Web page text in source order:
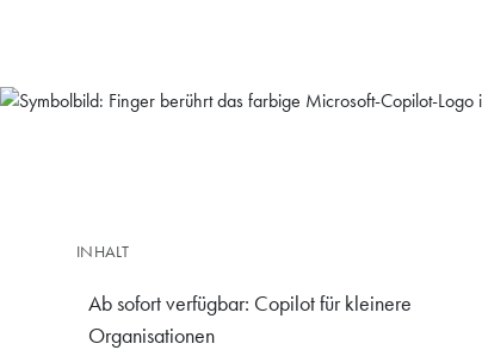
INHALT
Ab sofort verfügbar: Copilot für kleinere
Organisationen